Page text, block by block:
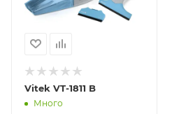
Нет
Vitek VT-1811 B
Много